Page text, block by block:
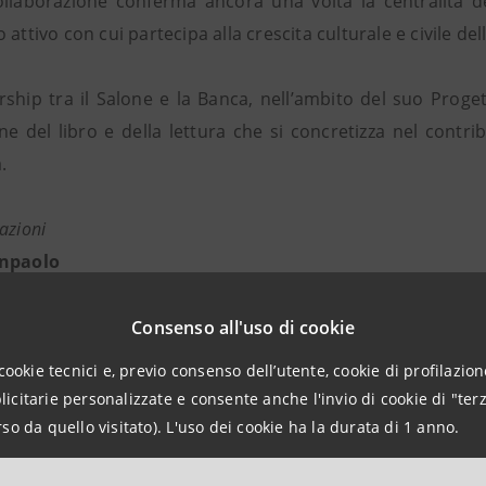
Consenso all'uso di cookie
tecnici e, previo consenso dell’utente, cookie di
personalizzate e consente anche l'invio di cookie di
da quello visitato). L'uso dei cookie ha la durata di 1 anno.
attivo con cui partecipa alla crescita culturale e civile
tra il Salone e la Banca, nell’ambito del suo
del libro e della lettura che si concretizza nel
Cultura di Intesa Sanpaolo è il piano triennale delle
dell’arte e della cultura nel nostro Paese. Alle